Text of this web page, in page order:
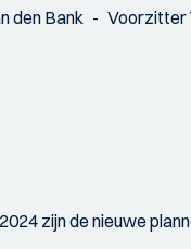
den Bank Voorzitter
zijn de nieuwe